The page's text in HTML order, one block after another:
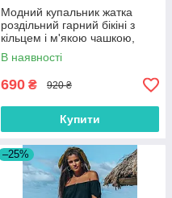
Модний купальник жатка
роздільний гарний бікіні з
кільцем і м'якою чашкою,
бузковий, білий, розмір S, M,
L
В наявності
690 ₴ 920 ₴
Купити
–25%